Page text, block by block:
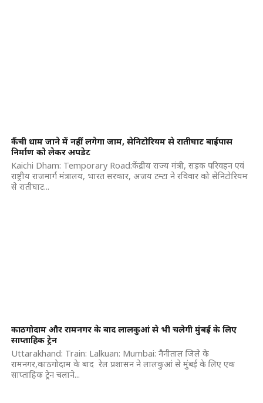
कैंची धाम जाने में नहीं लगेगा जाम, सेनिटोरियम से रातीघाट बाईपास
निर्माण को लेकर अपडेट
Kaichi Dham: Temporary Road:केंद्रीय राज्य मंत्री, सड़क परिवहन एवं
राष्ट्रीय राजमार्ग मंत्रालय, भारत सरकार, अजय टम्टा ने रविवार को सेनिटोरियम
से रातीघाट...
काठगोदाम और रामनगर के बाद लालकुआं से भी चलेगी मुंबई के लिए
साप्ताहिक ट्रेन
Uttarakhand: Train: Lalkuan: Mumbai: नैनीताल जिले के
रामनगर,काठगोदाम के बाद रेल प्रशासन ने लालकुआं से मुंबई के लिए एक
साप्ताहिक ट्रेन चलाने...